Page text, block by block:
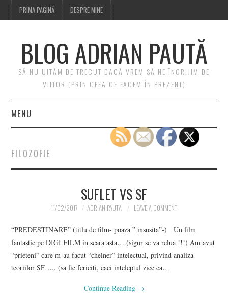
PRIMA PAGINĂ DESPRE MINE
BLOG ADRIAN PAUTĂ
SĂ NU UITĂM DE TRECUT DACĂ VREM SĂ NE ÎNGRIJIM DE
VIITOR (PRIN CEEA CE FACEM ÎN PREZENT)
MENU
DESPRE MINE
FILOZOFIE
SUFLET VS SF
11/02/2017 ADRIAN PAUTA LEAVE A COMMENT
“PREDESTINARE” (titlu de film- poaza ” insusita”-) Un film
fantastic pe DIGI FILM in seara asta….(sigur se va relua !!!) Am avut
“prieteni” care m-au facut “chelner” intelectual, privind analiza
teoriilor SF….. (sa fie fericiti, caci inteleptul zice ca…
Continue Reading →